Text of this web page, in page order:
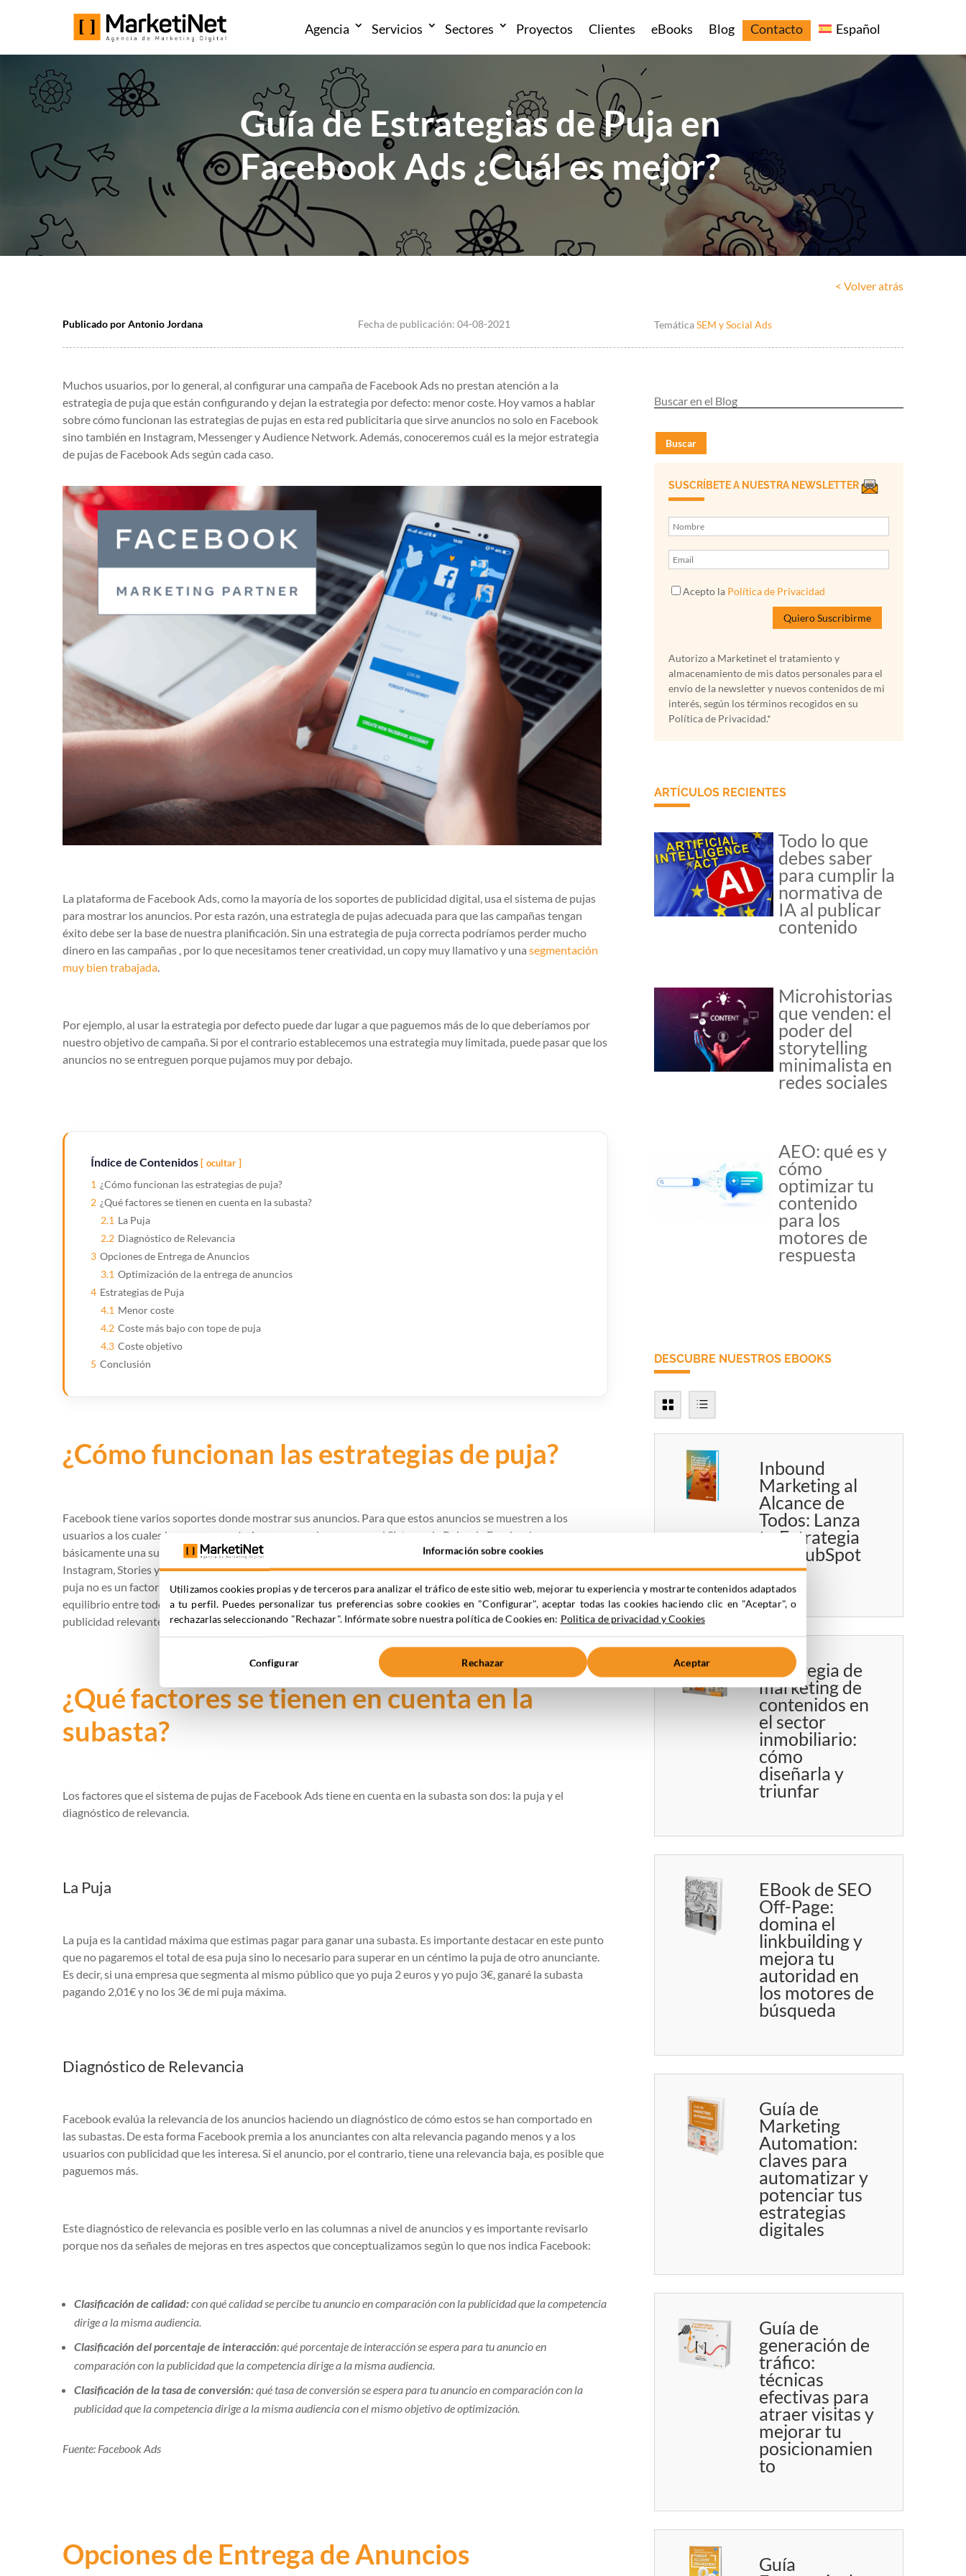
Agencia Servicios Sectores Proyectos Clientes eBooks Blog Contacto Español
Guía de Estrategias de Puja en
Facebook Ads ¿Cuál es mejor?
< Volver atrás
Publicado porAntonio Jordana Fecha de publicación:04-08-2021 TemáticaSEM y Social Ads
Muchos usuarios, por lo general, al configurar una campaña de Facebook Ads no prestan atención a la
estrategia de puja que están configurando y dejan la estrategia por defecto: menor coste. Hoy vamos a hablar
sobre cómo funcionan las estrategias de pujas en esta red publicitaria que sirve anuncios no solo en Facebook
sino también en Instagram, Messenger y Audience Network. Además, conoceremos cuál es la mejor estrategia
de pujas de Facebook Ads según cada caso.
La plataforma de Facebook Ads, como la mayoría de los soportes de publicidad digital, usa el sistema de pujas
para mostrar los anuncios. Por esta razón, una estrategia de pujas adecuada para que las campañas tengan
éxito debe ser la base de nuestra planificación. Sin una estrategia de puja correcta podríamos perder mucho
dinero en las campañas , por lo que necesitamos tener creatividad, un copy muy llamativo y una segmentación
muy bien trabajada
Por ejemplo, al usar la estrategia por defecto puede dar lugar a que paguemos más de lo que deberíamos por
nuestro objetivo de campaña. Si por el contrario establecemos una estrategia muy limitada, puede pasar que los
anuncios no se entreguen porque pujamos muy por debajo.
Índice de Contenidos ocultar
1 ¿Cómo funcionan las estrategias de puja?
2 ¿Qué factores se tienen en cuenta en la subasta?
2.1 La Puja
2.2 Diagnóstico de Relevancia
3 Opciones de Entrega de Anuncios
3.1 Optimización de la entrega de anuncios
4 Estrategias de Puja
4.1 Menor coste
4.2 Coste más bajo con tope de puja
4.3 Coste objetivo
5 Conclusión
¿Cómo funcionan las estrategias de puja?
Facebook tiene varios soportes donde mostrar sus anuncios. Para que estos anuncios se muestren a los
usuarios a los cuales hemos segmentado, es necesario pasar por el Sistema de Pujas de Facebook, que es
básicamente una subasta donde todos los anunciantes pujamos para publicitar en dichos soportes: Facebook,
Instagram, Stories y todas las demás. Aunque la puja más alta será la que se muestre más veces, el tamaño de la
puja no es un factor determinante para ganar una impresión. De esta forma Facebook trata de crear un
equilibrio entre todos los anunciantes, sean del tamaño que sean mientras que muestra a sus usuarios
publicidad relevante y útil.
¿Qué factores se tienen en cuenta en la
subasta?
Los factores que el sistema de pujas de Facebook Ads tiene en cuenta en la subasta son dos: la puja y el
diagnóstico de relevancia.
La Puja
La puja es la cantidad máxima que estimas pagar para ganar una subasta. Es importante destacar en este punto
que no pagaremos el total de esa puja sino lo necesario para superar en un céntimo la puja de otro anunciante.
Es decir, si una empresa que segmenta al mismo público que yo puja 2 euros y yo pujo 3€, ganaré la subasta
pagando 2,01€ y no los 3€ de mi puja máxima.
Diagnóstico de Relevancia
Facebook evalúa la relevancia de los anuncios haciendo un diagnóstico de cómo estos se han comportado en
las subastas. De esta forma Facebook premia a los anunciantes con alta relevancia pagando menos y a los
usuarios con publicidad que les interesa. Si el anuncio, por el contrario, tiene una relevancia baja, es posible que
paguemos más.
Este diagnóstico de relevancia es posible verlo en las columnas a nivel de anuncios y es importante revisarlo
porque nos da señales de mejoras en tres aspectos que conceptualizamos según lo que nos indica Facebook:
Clasificación de calidad:con qué calidad se percibe tu anuncio en comparación con la publicidad que la competencia
dirige a la misma audiencia.
Clasificación del porcentaje de interacción: qué porcentaje de interacción se espera para tu anuncio en
comparación con la publicidad que la competencia dirige a la misma audiencia.
Clasificación de la tasa de conversión:qué tasa de conversión se espera para tu anuncio en comparación con la
publicidad que la competencia dirige a la misma audiencia con el mismo objetivo de optimización.
Fuente: Facebook Ads
Opciones de Entrega de Anuncios
Buscar
SUSCRÍBETE A NUESTRA NEWSLETTER
Acepto la Política de Privacidad
Autorizo a Marketinet el tratamiento y
almacenamiento de mis datos personales para el
envío de la newsletter y nuevos contenidos de mi
interés, según los términos recogidos en su
Política de Privacidad.*
ARTÍCULOS RECIENTES
Todo lo que
debes saber
para cumplir la
normativa de
IA al publicar
contenido
Microhistorias
que venden: el
poder del
storytelling
minimalista en
redes sociales
AEO: qué es y
cómo
optimizar tu
contenido
para los
motores de
respuesta
DESCUBRE NUESTROS EBOOKS
Inbound
Marketing al
Alcance de
Todos: Lanza
tu Estrategia
con HubSpot
Free
Estrategia de
marketing de
contenidos en
el sector
inmobiliario:
cómo
diseñarla y
triunfar
EBook de SEO
Off-Page:
domina el
linkbuilding y
mejora tu
autoridad en
los motores de
búsqueda
Guía de
Marketing
Automation:
claves para
automatizar y
potenciar tus
estrategias
digitales
Guía de
generación de
tráfico:
técnicas
efectivas para
atraer visitas y
mejorar tu
posicionamien
to
Guía
Información sobre cookies
Utilizamos cookies propias y de terceros para analizar el tráfico de este sitio web, mejorar tu experiencia y mostrarte contenidos adaptados
a tu perfil. Puedes personalizar tus preferencias sobre cookies en "Configurar", aceptar todas las cookies haciendo clic en "Aceptar", o
rechazarlas seleccionando "Rechazar". Infórmate sobre nuestra política de Cookies en: Politica de privacidad y Cookies
Configurar Rechazar Aceptar